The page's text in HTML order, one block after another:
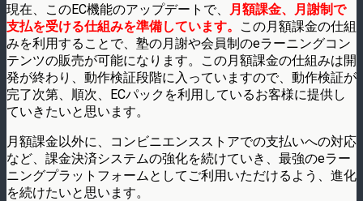
現在、このEC機能のアップデートで、
月額課金、月謝制で
支払を受ける仕組みを準備しています。
この月額課金の仕組
みを利用することで、塾の月謝や会員制のeラーニングコン
テンツの販売が可能になります。この月額課金の仕組みは開
発が終わり、動作検証段階に入っていますので、動作検証が
完了次第、順次、ECパックを利用しているお客様に提供し
ていきたいと思います。
月額課金以外に、コンビニエンスストアでの支払いへの対応
など、課金決済システムの強化を続けていき、最強のeラー
ニングプラットフォームとしてご利用いただけるよう、進化
を続けたいと思います。